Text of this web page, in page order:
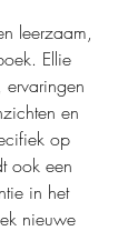
leerzaam,
Ellie
en
op
ook een
in het
nieuwe